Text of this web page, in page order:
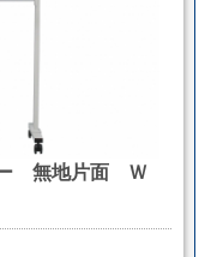
ー 無地片面 Ｗ